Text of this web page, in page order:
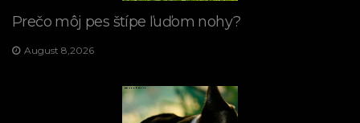
Prečo môj pes štípe ľuďom nohy?
August 8,2026